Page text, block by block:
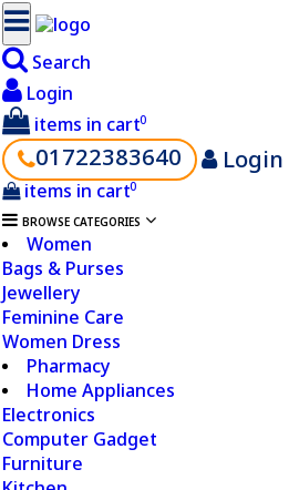
Search
Login
0
items in cart
01722383640 Login
0
items in cart
BROWSE CATEGORIES
Women
Bags & Purses
Jewellery
Feminine Care
Women Dress
Pharmacy
Home Appliances
Electronics
Computer Gadget
Furniture